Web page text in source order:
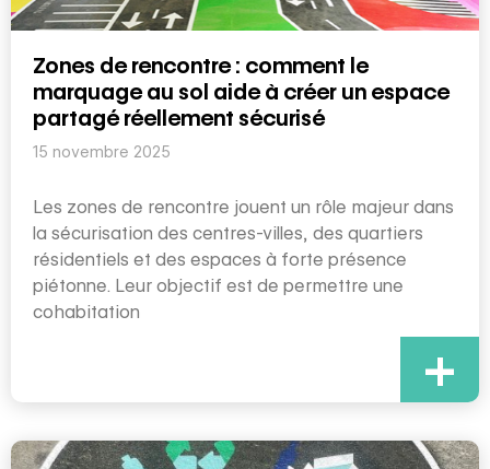
Zones de rencontre : comment le
marquage au sol aide à créer un espace
partagé réellement sécurisé
15 novembre 2025
Les zones de rencontre jouent un rôle majeur dans
la sécurisation des centres-villes, des quartiers
résidentiels et des espaces à forte présence
piétonne. Leur objectif est de permettre une
cohabitation
+